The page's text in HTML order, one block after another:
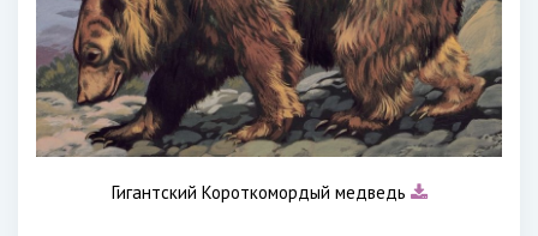
Гигантский Короткомордый медведь